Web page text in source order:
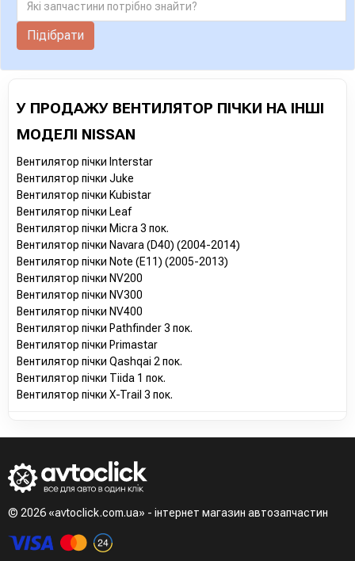
Підібрати
У ПРОДАЖУ ВЕНТИЛЯТОР ПІЧКИ НА ІНШІ
МОДЕЛІ NISSAN
Вентилятор пічки Interstar
Вентилятор пічки Juke
Вентилятор пічки Kubistar
Вентилятор пічки Leaf
Вентилятор пічки Micra 3 пок.
Вентилятор пічки Navara (D40) (2004-2014)
Вентилятор пічки Note (E11) (2005-2013)
Вентилятор пічки NV200
Вентилятор пічки NV300
Вентилятор пічки NV400
Вентилятор пічки Pathfinder 3 пок.
Вентилятор пічки Primastar
Вентилятор пічки Qashqai 2 пок.
Вентилятор пічки Tiida 1 пок.
Вентилятор пічки X-Trail 3 пок.
© 2026 «avtoclick.com.ua» - інтернет магазин автозапчастин